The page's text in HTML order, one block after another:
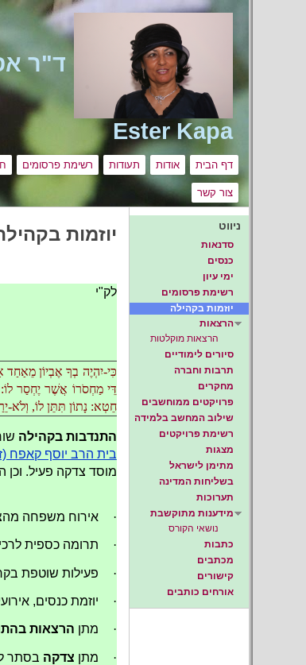
Ester Kapa
דף הבית אודות תעודות רשימת פרסומים
צור קשר
ניווט
סדנאות
כנסים
ימי עיון
רשימת פרסומים
יוזמות בקהילה
הרצאות
הרצאות מוקלטות
סיורים לימודיים
תרבות וחברה
מחקרים
פרויקטים ממוחשבים
שילוב המחשב בלמידה
רשימת פרויקטים
מצגות
מתימן לישראל
בשליחות המדינה
תערוכות
מידענות מתוקשבת
נושאי הקורס
כתבות
מכתבים
קישורים
אורחים כותבים
יוזמות
לק"י
כִּי-יִהְיֶה בְךָ אֶבְיוֹן
דֵּי מַחְסֹרוֹ אֲשֶׁר יֶחְסַר
חֵטְא: נָתוֹן תִּתֵּן לוֹ,
התנדבות בקהילה
בית הרב יוסף קאפח
מוסד צדקה פעיל. וכן
· אירוח משפחה מהצפון בשנים
· תרומה כספית
· פעילות שוטפת
· יוזמת כנסים,
· מתן הרצאות
· מתן צדקה בסתר